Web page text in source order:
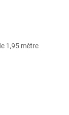
1,95 mètre